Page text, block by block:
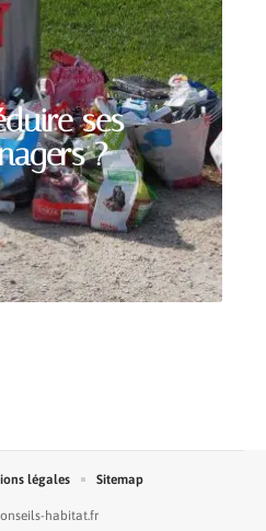
ses
?
habitat.fr
légales Sitemap